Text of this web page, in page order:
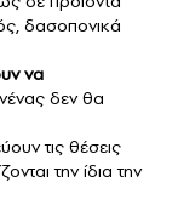
δασοπονικά
να
δεν θα
τις θέσεις
την ίδια την